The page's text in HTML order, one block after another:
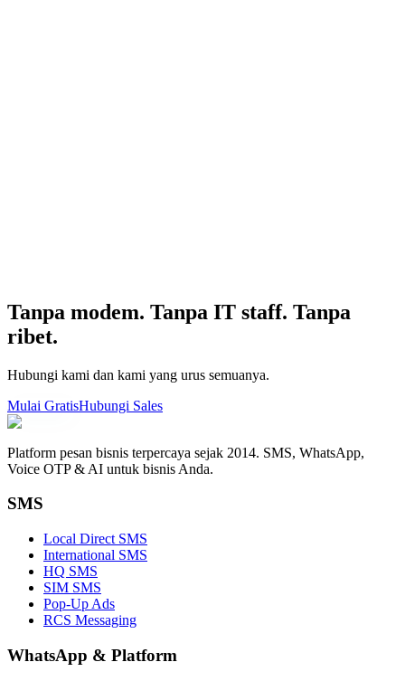
Tanpa modem. Tanpa IT staff. Tanpa
ribet.
Hubungi kami dan kami yang urus semuanya.
Mulai GratisHubungi Sales
Platform pesan bisnis terpercaya sejak 2014. SMS, WhatsApp,
Voice OTP & AI untuk bisnis Anda.
SMS
Local Direct SMS
International SMS
HQ SMS
SIM SMS
Pop-Up Ads
RCS Messaging
WhatsApp & Platform